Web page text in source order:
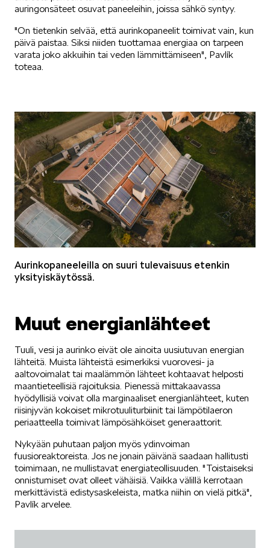
auringonsäteet osuvat paneeleihin, joissa sähkö syntyy.
"On tietenkin selvää, että aurinkopaneelit toimivat vain, kun
päivä paistaa. Siksi niiden tuottamaa energiaa on tarpeen
varata joko akkuihin tai veden lämmittämiseen", Pavlík
toteaa.
Aurinkopaneeleilla on suuri tulevaisuus etenkin
yksityiskäytössä.
Muut energianlähteet
Tuuli, vesi ja aurinko eivät ole ainoita uusiutuvan energian
lähteitä. Muista lähteistä esimerkiksi vuorovesi- ja
aaltovoimalat tai maalämmön lähteet kohtaavat helposti
maantieteellisiä rajoituksia. Pienessä mittakaavassa
hyödyllisiä voivat olla marginaaliset energianlähteet, kuten
riisinjyvän kokoiset mikrotuuliturbiinit tai lämpötilaeron
periaatteella toimivat lämpösähköiset generaattorit.
Nykyään puhutaan paljon myös ydinvoiman
fuusioreaktoreista. Jos ne jonain päivänä saadaan hallitusti
toimimaan, ne mullistavat energiateollisuuden. "Toistaiseksi
onnistumiset ovat olleet vähäisiä. Vaikka välillä kerrotaan
merkittävistä edistysaskeleista, matka niihin on vielä pitkä",
Pavlík arvelee.